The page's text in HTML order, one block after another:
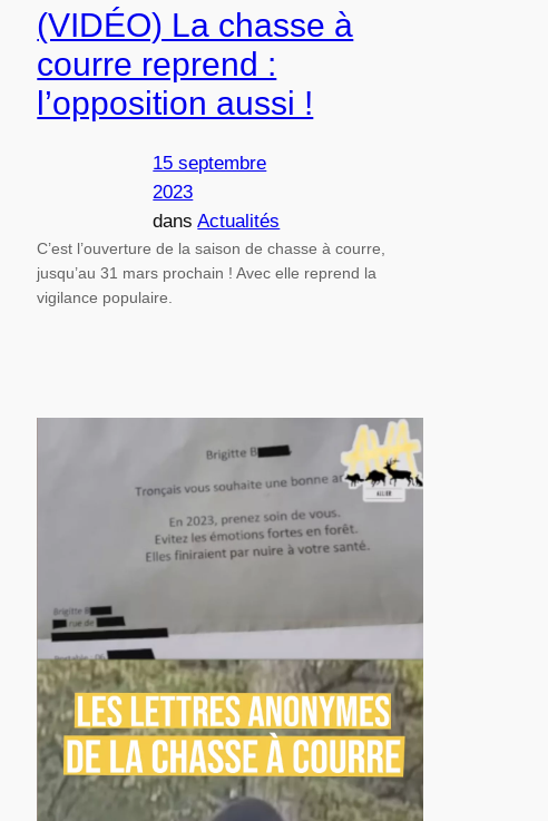
(VIDÉO) La chasse à
courre reprend :
l’opposition aussi !
15 septembre
2023
dansActualités
C’est l’ouverture de la saison de chasse à courre,
jusqu’au 31 mars prochain ! Avec elle reprend la
vigilance populaire.